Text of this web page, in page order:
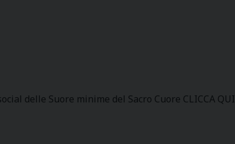
delle Suore minime del Sacro Cuore CLICCA QUI